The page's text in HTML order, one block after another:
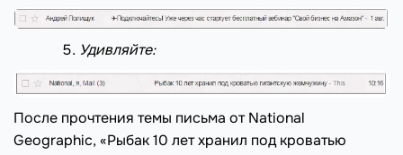
Удивляйте:
После прочтения темы письма от National
Geographic, «Рыбак 10 лет хранил под кроватью